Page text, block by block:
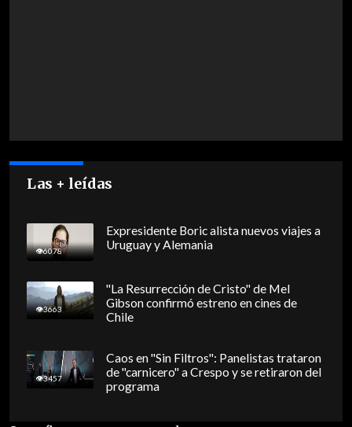
Las + leídas
6078
Expresidente Boric alista nuevos viajes a
Uruguay y Alemania
3663
"La Resurrección de Cristo" de Mel
Gibson confirmó estreno en cines de
Chile
3457
Caos en "Sin Filtros": Panelistas trataron
de "carnicero" a Crespo y se retiraron del
programa